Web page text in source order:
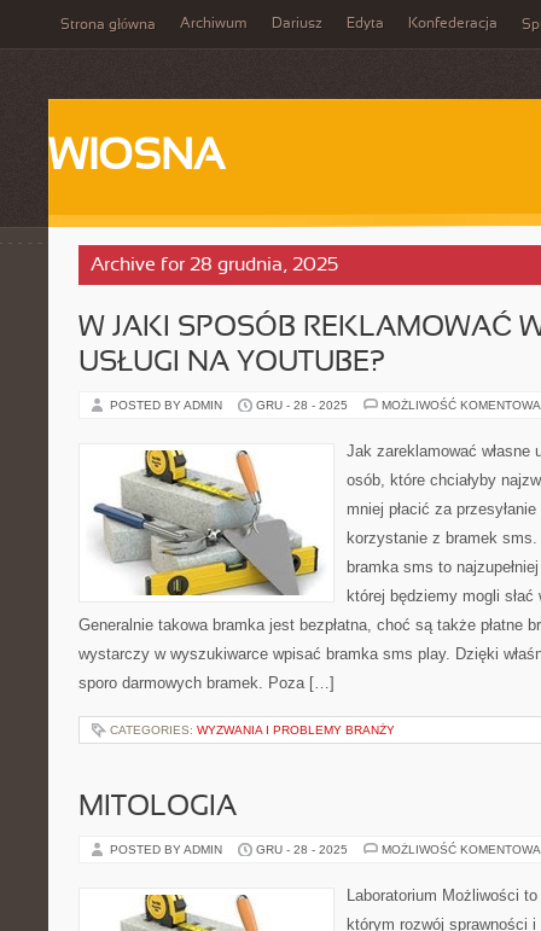
Strona główna Archiwum Dariusz Edyta Konfederacja
WIOSNA
Archive for 28 grudnia, 2025
W JAKI SPOSÓB REKLAMOWAĆ
USŁUGI NA YOUTUBE?
POSTED BY ADMIN GRU - 28 - 2025 MOŻLIWOŚĆ
Jak zareklamować własne
osób, które chciałyby
mniej płacić za
korzystanie z bramek
bramka sms to
której będziemy mogli
Generalnie takowa bramka jest bezpłatna, choć są także płatne
wystarczy w wyszukiwarce wpisać bramka sms play. Dzięki
sporo darmowych bramek. Poza […]
CATEGORIES: WYZWANIA I PROBLEMY BRANŻY
MITOLOGIA
POSTED BY ADMIN GRU - 28 - 2025 MOŻLIWOŚĆ
Laboratorium Możliwości
którym rozwój sprawności